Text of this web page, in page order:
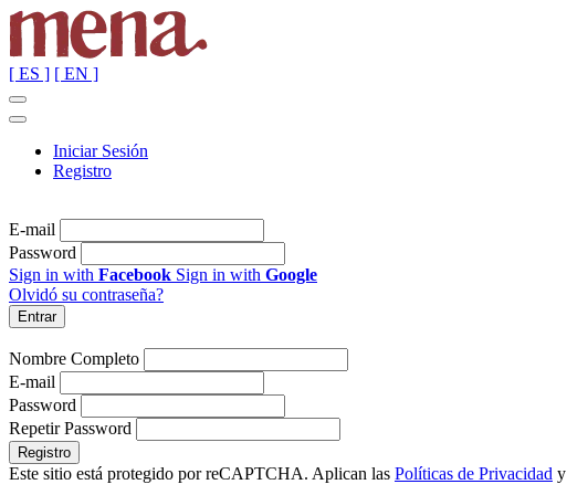
[ ES ] [ EN ]
Iniciar Sesión
Registro
E-mail
Password
Sign in with Facebook Sign in with Google
Olvidó su contraseña?
Nombre Completo
E-mail
Password
Repetir Password
Este sitio está protegido por reCAPTCHA. Aplican las Políticas de Privacidad y